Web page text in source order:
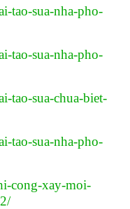
tao-sua-nha-pho-
tao-sua-nha-pho-
tao-sua-chua-biet-
tao-sua-nha-pho-
cong-xay-moi-